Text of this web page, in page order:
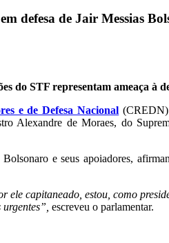
defesa de Jair Messias
do STF representam ameaça à
e de Defesa Nacional (CREDN)
Alexandre de Moraes, do
Bolsonaro e seus apoiadores,
capitaneado, estou, como
escreveu o parlamentar.